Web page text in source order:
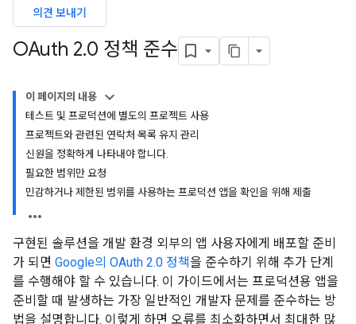
의견 보내기
OAuth 2.0 정책 준수
이 페이지의 내용
테스트 및 프로덕션에 별도의 프로젝트 사용
프로젝트와 관련된 연락처 목록 유지 관리
신원을 정확하게 나타내야 합니다.
필요한 범위만 요청
민감하거나 제한된 범위를 사용하는 프로덕션 앱을 확인을 위해 제출
구현된 솔루션을 개발 환경 외부의 앱 사용자에게 배포할 준비
가 되면 Google의 OAuth 2.0 정책 을 준수하기 위해 추가 단계
를 수행해야 할 수 있습니다. 이 가이드에서는 프로덕션용 앱을
준비할 때 발생하는 가장 일반적인 개발자 문제를 준수하는 방
법을 설명합니다. 이렇게 하면 오류를 최소화하면서 최대한 많